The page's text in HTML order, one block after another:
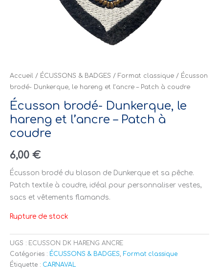
Accueil / ÉCUSSONS & BADGES / Format classique / Écusson
brodé- Dunkerque, le hareng et l’ancre – Patch à coudre
Écusson brodé- Dunkerque, le
hareng et l’ancre – Patch à
coudre
6,00 €
Écusson brodé du blason de Dunkerque et sa pêche.
Patch textile à coudre, idéal pour personnaliser vestes,
sacs et vêtements flamands.
Rupture de stock
UGS : ECUSSON DK HARENG ANCRE
Catégories : ÉCUSSONS & BADGES
Format classique
Étiquette : CARNAVAL